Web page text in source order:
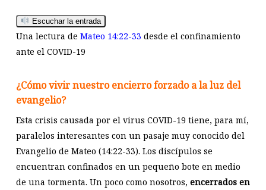
Escuchar la entrada
Una lectura de Mateo 14:22-33 desde el confinamiento
ante el COVID-19
¿Cómo vivir nuestro encierro forzado a la luz del
evangelio?
Esta crisis causada por el virus COVID-19 tiene, para mí,
paralelos interesantes con un pasaje muy conocido del
Evangelio de Mateo (14:22-33). Los discípulos se
encuentran confinados en un pequeño bote en medio
de una tormenta. Un poco como nosotros, encerrados en